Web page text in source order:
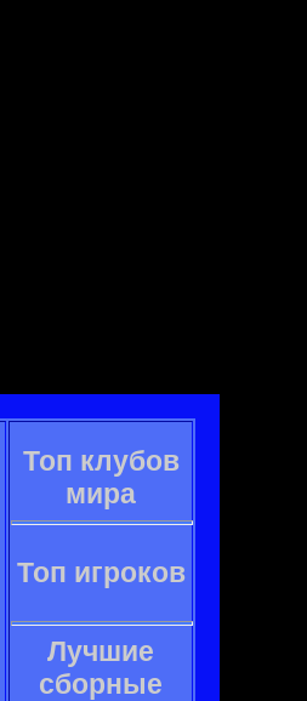
Топ клубов
мира
Топ игроков
Лучшие
сборные